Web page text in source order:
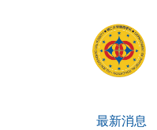
最新消息